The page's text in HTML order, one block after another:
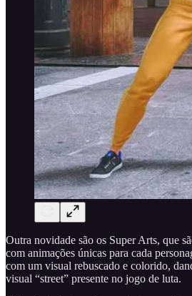
Outra novidade são os Super Arts, que
com animações únicas para cada
com um visual rebuscado e colorido,
visual “street” presente no jogo de luta.